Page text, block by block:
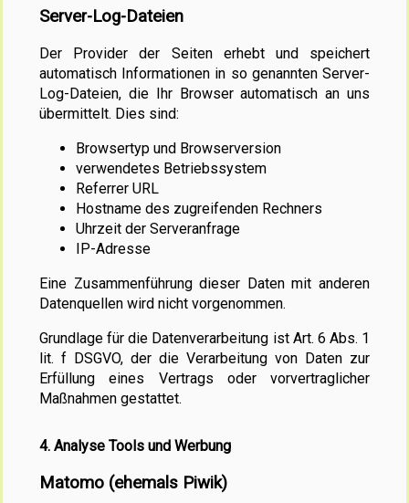
Server-Log-Dateien
Der Provider der Seiten erhebt und speichert
automatisch Informationen in so genannten Server-
Log-Dateien, die Ihr Browser automatisch an uns
übermittelt. Dies sind:
Browsertyp und Browserversion
verwendetes Betriebssystem
Referrer URL
Hostname des zugreifenden Rechners
Uhrzeit der Serveranfrage
IP-Adresse
Eine Zusammenführung dieser Daten mit anderen
Datenquellen wird nicht vorgenommen.
Grundlage für die Datenverarbeitung ist Art. 6 Abs. 1
lit. f DSGVO, der die Verarbeitung von Daten zur
Erfüllung eines Vertrags oder vorvertraglicher
Maßnahmen gestattet.
4. Analyse Tools und Werbung
Matomo (ehemals Piwik)